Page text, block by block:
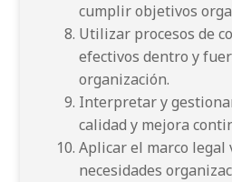
cumplir objetivos
Utilizar procesos de
efectivos dentro y
organización.
Interpretar y
calidad y mejora
Aplicar el marco legal
necesidades